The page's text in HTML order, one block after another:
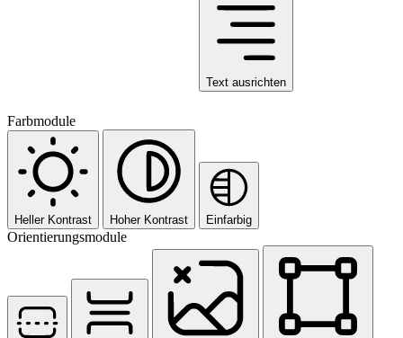
Text ausrichten
Farbmodule
Heller Kontrast Hoher Kontrast Einfarbig
Orientierungsmodule